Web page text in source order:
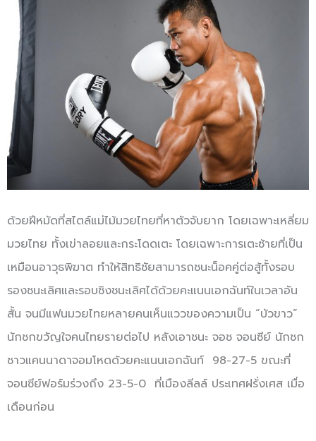
ด้วยฝีหมัดที่สไตล์แม่ไม้มวยไทยที่หาตัวจับยาก โดยเฉพาะเหลี่ยม
มวยไทย ทั้งเข่าลอยและกระโดดเตะ โดยเฉพาะการเตะซ้ายที่เป็น
เหมือนอาวุธพิฆาต ทำให้สิทธิชัยสามารถชนะน็อคคู่ต่อสู้ทั้งรอบ
รองชนะเลิศและรอบชิงชนะเลิศได้ด้วยคะแนนเอกฉันท์ในเวลาอัน
สั้น จนมีแฟนมวยไทยหลายคนเห็นแววของความเป็น “บัวขาว”
นักชกขวัญใจคนไทยรายต่อไป หลังเอาชนะ จอช จอนซีย์ นักชก
ชาวแคนนาดาจอมโหดด้วยคะแนนเอกฉันท์ 98-27-5 ขณะที่
จอนซีย์ฟอร์มร่วงถึง 23-5-0 ที่เมืองลีลล์ ประเทศฝรั่งเศส เมื่อ
เดือนก่อน